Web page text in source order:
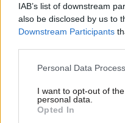
IAB’s list of downstream
also be disclosed by us to
Downstream Participants
Please note that this
not limited to your visit or
grant or deny consent to
use your data for below
Personal Data
I want to opt-out of
personal data.
Opted In